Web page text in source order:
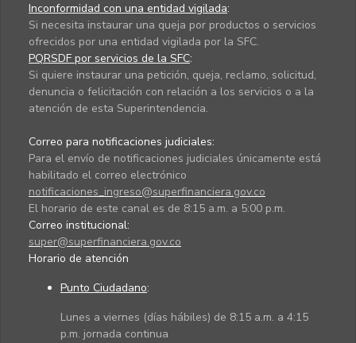
Inconformidad con una entidad vigilada:
Si necesita instaurar una queja por productos o servicios
ofrecidos por una entidad vigilada por la SFC.
PQRSDF por servicios de la SFC:
Si quiere instaurar una petición, queja, reclamo, solicitud,
denuncia o felicitación con relación a los servicios o a la
atención de esta Superintendencia.
Correo para notificaciones judiciales:
Para el envío de notificaciones judiciales únicamente está
habilitado el correo electrónico
notificaciones_ingreso@superfinanciera.gov.co
El horario de este canal es de 8:15 a.m. a 5:00 p.m.
Correo institucional:
super@superfinanciera.gov.co
Horario de atención
Punto Ciudadano:
Lunes a viernes (días hábiles) de 8:15 a.m. a 4:15
p.m. jornada continua